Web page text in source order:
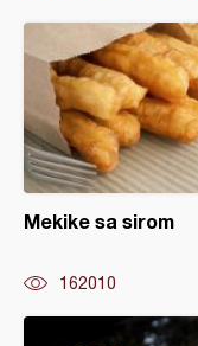
Mekike sa sirom
162010